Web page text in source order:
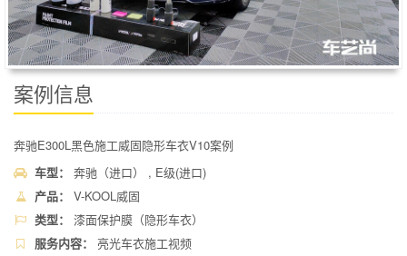
案例信息
奔驰E300L黑色施工威固隐形车衣V10案例
车型： 奔驰（进口） , E级(进口)
产品： V-KOOL威固
类型： 漆面保护膜（隐形车衣）
服务内容： 亮光车衣施工视频